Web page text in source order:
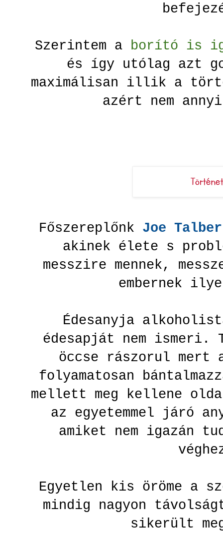
Szerintem a borító is
és így utólag azt
maximálisan illik a
azért nem
Főszereplőnk Joe
akinek élete s
messzire mennek,
embernek
Édesanyja
édesapját nem
öccse rászorul
folyamatosan
mellett meg kellene
az egyetemmel járó
amiket nem igazán
Egyetlen kis öröme a
mindig nagyon
sikerült